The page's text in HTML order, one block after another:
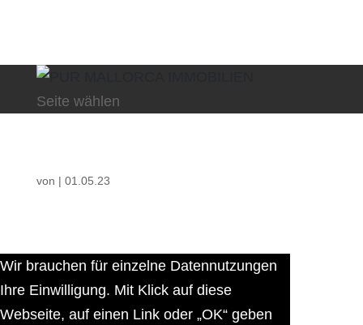
Seite wählen
von | 01.05.23
Wir brauchen für einzelne Datennutzungen
Ihre Einwilligung. Mit Klick auf diese
Webseite, auf einen Link oder „OK“ geben